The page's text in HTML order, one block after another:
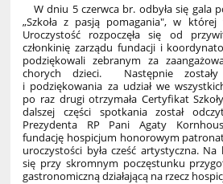
W dniu 5 czerwca br. odbyła się gala
„Szkoła z pasją pomagania", w której
Uroczystość rozpoczęła się od
członkinię zarządu fundacji i
podziękowali zebranym za
chorych dzieci. Następnie zostały
i podziękowania za udział we
po raz drugi otrzymała Certyfikat
dalszej części spotkania został
Prezydenta RP Pani Agaty
fundację hospicjum honorowym
uroczystości była cześć artystyczna.
się przy skromnym poczęstunku
gastronomiczną działającą na rzecz